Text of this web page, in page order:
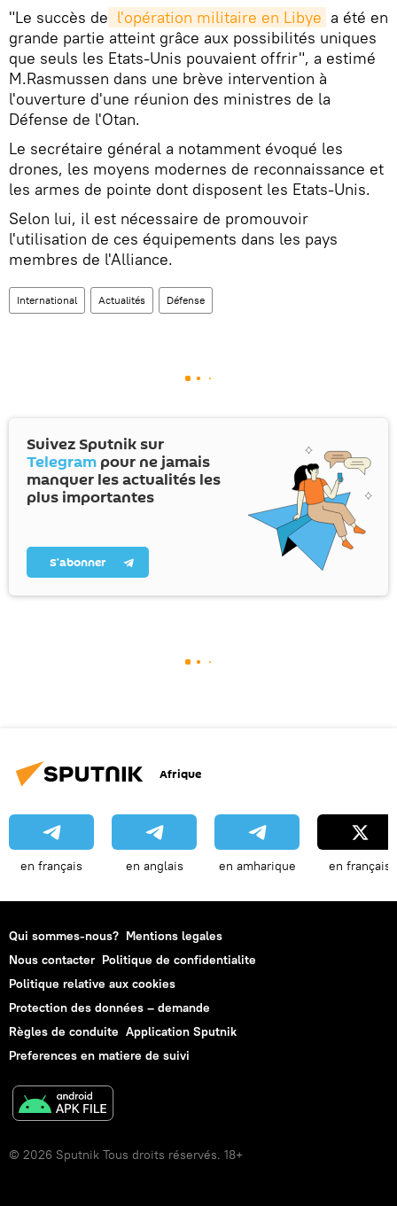
"Le succès de l'opération militaire en Libye a été en
grande partie atteint grâce aux possibilités uniques
que seuls les Etats-Unis pouvaient offrir", a estimé
M.Rasmussen dans une brève intervention à
l'ouverture d'une réunion des ministres de la
Défense de l'Otan.
Le secrétaire général a notamment évoqué les
drones, les moyens modernes de reconnaissance et
les armes de pointe dont disposent les Etats-Unis.
Selon lui, il est nécessaire de promouvoir
l'utilisation de ces équipements dans les pays
membres de l'Alliance.
International Actualités Défense
Suivez Sputnik sur
Telegram pour ne jamais
manquer les actualités les
plus importantes
S’abonner
Afrique
en français en anglais en amharique en français
Qui sommes-nous? Mentions legales
Nous contacter Politique de confidentialite
Politique relative aux cookies
Protection des données – demande
Règles de conduite Application Sputnik
Preferences en matiere de suivi
© 2026 Sputnik Tous droits réservés. 18+